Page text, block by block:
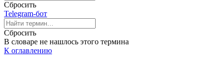
Сбросить
Telegram-бот
Сбросить
В словаре не нашлось этого термина
К оглавлению